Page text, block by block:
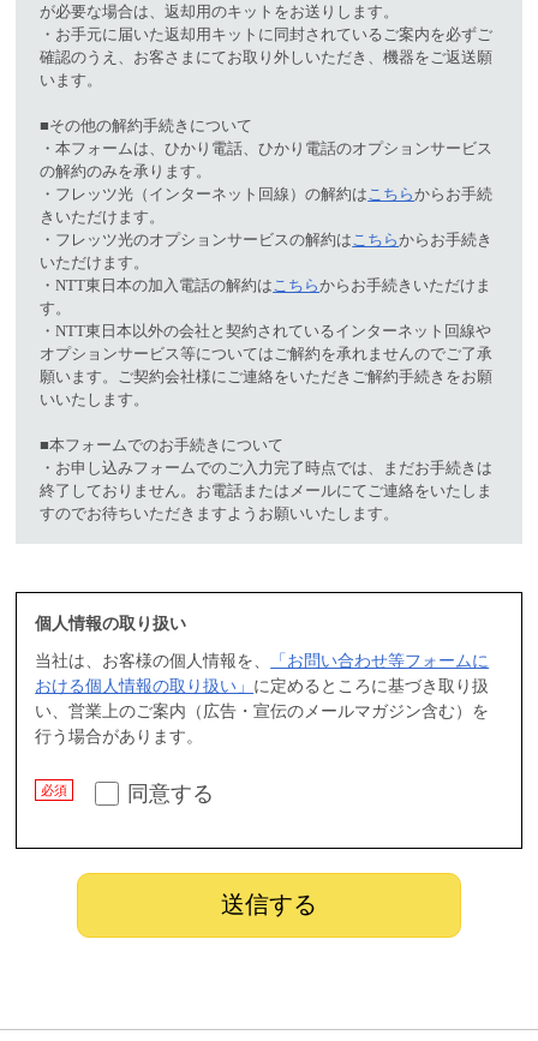
が必要な場合は、返却用のキットをお送りします。
・お手元に届いた返却用キットに同封されているご案内を必ずご
確認のうえ、お客さまにてお取り外しいただき、機器をご返送願
います。
■その他の解約手続きについて
・本フォームは、ひかり電話、ひかり電話のオプションサービス
の解約のみを承ります。
・フレッツ光（インターネット回線）の解約はこちらからお手続
きいただけます。
・フレッツ光のオプションサービスの解約はこちらからお手続き
いただけます。
・NTT東日本の加入電話の解約はこちらからお手続きいただけま
す。
・NTT東日本以外の会社と契約されているインターネット回線や
オプションサービス等についてはご解約を承れませんのでご了承
願います。ご契約会社様にご連絡をいただきご解約手続きをお願
いいたします。
■本フォームでのお手続きについて
・お申し込みフォームでのご入力完了時点では、まだお手続きは
終了しておりません。お電話またはメールにてご連絡をいたしま
すのでお待ちいただきますようお願いいたします。
個人情報の取り扱い
同意する
当社は、お客様の個人情報を、
「お問い合わせ等フォームに
おける個人情報の取り扱い」 に定めるところに基づき取り扱
い、営業上のご案内（広告・宣伝のメールマガジン含む）を
行う場合があります。